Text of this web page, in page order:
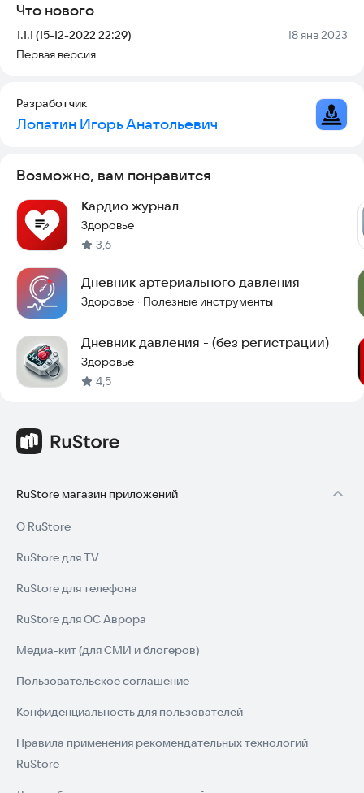
Что нового
Версия:
1.1.1 (15-12-2022 22:29) Дата:
18 янв 2023
Первая версия
Разработчик
Лопатин Игорь Анатольевич
Возможно, вам понравится
Кардио журнал
Здоровье
3,6
Дневник артериального давления
Здоровье · Полезные инструменты
Дневник давления - (без регистрации)
Здоровье
4,5
RuStore магазин приложений
О RuStore
RuStore для TV
RuStore для телефона
RuStore для ОС Аврора
Медиа-кит (для СМИ и блогеров)
Пользовательское соглашение
Конфиденциальность для пользователей
Правила применения рекомендательных технологий
RuStore